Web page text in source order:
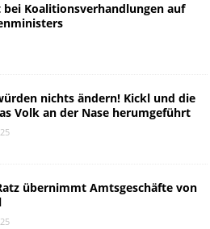
bei Koalitionsverhandlungen auf
nichts ändern! Kickl und die
Volk an der Nase herumgeführt
übernimmt Amtsgeschäfte von